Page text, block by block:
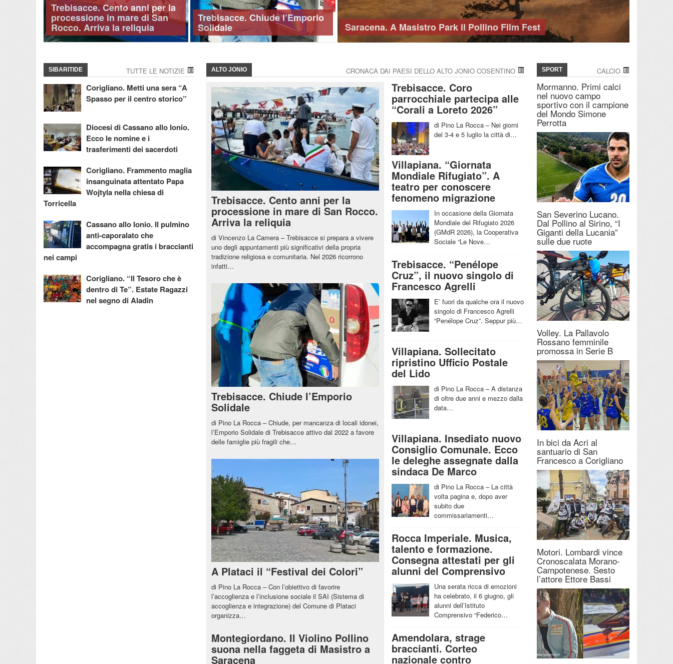
Trebisacce. Cento anni per la
processione in mare di San
Rocco. Arriva la reliquia
Trebisacce. Chiude l’Emporio
Solidale Saracena. A Masistro Park il Pollino Film Fest
SIBARITIDE TUTTE LE NOTIZIE
Corigliano. Metti una sera “A
Spasso per il centro storico”
Diocesi di Cassano allo Ionio.
Ecco le nomine e i
trasferimenti dei sacerdoti
Corigliano. Frammento maglia
insanguinata attentato Papa
Wojtyla nella chiesa di
Torricella
Cassano allo Ionio. Il pulmino
anti-caporalato che
accompagna gratis i braccianti
nei campi
Corigliano. “Il Tesoro che è
dentro di Te”. Estate Ragazzi
nel segno di Aladin
ALTO JONIO CRONACA DAI PAESI DELLO ALTO JONIO COSENTINO
Trebisacce. Cento anni per la
processione in mare di San Rocco.
Arriva la reliquia
di Vincenzo La Camera – Trebisacce si prepara a vivere
uno degli appuntamenti più significativi della propria
tradizione religiosa e comunitaria. Nel 2026 ricorrono
infatti…
Trebisacce. Chiude l’Emporio
Solidale
di Pino La Rocca – Chiude, per mancanza di locali idonei,
l’Emporio Solidale di Trebisacce attivo dal 2022 a favore
delle famiglie più fragili che…
A Plataci il “Festival dei Colori”
di Pino La Rocca – Con l’obiettivo di favorire
l’accoglienza e l’inclusione sociale il SAI (Sistema di
accoglienza e integrazione) del Comune di Plataci
organizza…
Montegiordano. Il Violino Pollino
suona nella faggeta di Masistro a
Saracena
Trebisacce. Coro
parrocchiale partecipa alle
“Corali a Loreto 2026”
di Pino La Rocca – Nei giorni
del 3-4 e 5 luglio la città di…
Villapiana. “Giornata
Mondiale Rifugiato”. A
teatro per conoscere
fenomeno migrazione
In occasione della Giornata
Mondiale del Rifugiato 2026
(GMdR 2026), la Cooperativa
Sociale “Le Nove…
Trebisacce. “Penélope
Cruz”, il nuovo singolo di
Francesco Agrelli
E’ fuori da qualche ora il nuovo
singolo di Francesco Agrelli
“Penélope Cruz”. Seppur più…
Villapiana. Sollecitato
ripristino Ufficio Postale
del Lido
di Pino La Rocca – A distanza
di oltre due anni e mezzo dalla
data…
Villapiana. Insediato nuovo
Consiglio Comunale. Ecco
le deleghe assegnate dalla
sindaca De Marco
di Pino La Rocca – La città
volta pagina e, dopo aver
subito due
commissariamenti…
Rocca Imperiale. Musica,
talento e formazione.
Consegna attestati per gli
alunni del Comprensivo
Una serata ricca di emozioni
ha celebrato, il 6 giugno, gli
alunni dell’Istituto
Comprensivo “Federico…
Amendolara, strage
braccianti. Corteo
nazionale contro
SPORT CALCIO
Mormanno. Primi calci
nel nuovo campo
sportivo con il campione
del Mondo Simone
Perrotta
San Severino Lucano.
Dal Pollino al Sirino, “I
Giganti della Lucania”
sulle due ruote
Volley. La Pallavolo
Rossano femminile
promossa in Serie B
In bici da Acri al
santuario di San
Francesco a Corigliano
Motori. Lombardi vince
Cronoscalata Morano-
Campotenese. Sesto
l’attore Ettore Bassi